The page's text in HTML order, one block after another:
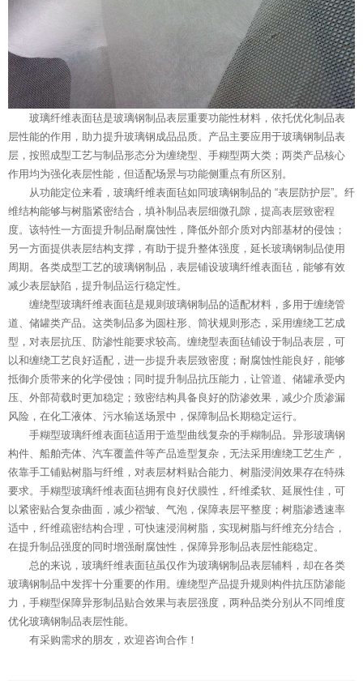
玻璃纤维表面毡是玻璃钢制品表层重要功能性材料，依托优化制品表
层性能的作用，助力提升玻璃钢成品品质。产品主要应用于玻璃钢制品表
层，按照成型工艺与制品形态分为缠绕型、手糊型两大类；两类产品核心
作用均为强化表层性能，但适配场景与功能侧重点有所区别。
从功能定位来看，玻璃纤维表面毡如同玻璃钢制品的 “表层防护层”。纤
维结构能够与树脂紧密结合，填补制品表层细微孔隙，提高表层致密程
度。该特性一方面提升制品耐腐蚀性，降低外部介质对内部基材的侵蚀；
另一方面提供表层结构支撑，有助于提升整体强度，延长玻璃钢制品使用
周期。各类成型工艺的玻璃钢制品，表层铺设玻璃纤维表面毡，能够有效
减少表层缺陷，提升制品运行稳定性。
缠绕型玻璃纤维表面毡是规则玻璃钢制品的适配材料，多用于缠绕管
道、储罐类产品。这类制品多为圆柱形、筒状规则形态，采用缠绕工艺成
型，对表层抗压、防渗性能要求较高。缠绕型表面毡铺设于制品表层，可
以和缠绕工艺良好适配，进一步提升表层致密度；耐腐蚀性能良好，能够
抵御介质带来的化学侵蚀；同时提升制品抗压能力，让管道、储罐承受内
压、外部荷载时更加稳定；致密结构具备良好的防渗效果，减少介质渗漏
风险，在化工液体、污水输送场景中，保障制品长期稳定运行。
手糊型玻璃纤维表面毡适用于造型曲线复杂的手糊制品。异形玻璃钢
构件、船舶壳体、汽车覆盖件等产品造型复杂，无法采用缠绕工艺生产，
依靠手工铺贴树脂与纤维，对表层材料贴合能力、树脂浸润效果存在特殊
要求。手糊型玻璃纤维表面毡拥有良好伏膜性，纤维柔软、延展性佳，可
以紧密贴合复杂曲面，减少褶皱、气泡，保障表层平整度；树脂渗透速率
适中，纤维疏密结构合理，可快速浸润树脂，实现树脂与纤维充分结合，
在提升制品强度的同时增强耐腐蚀性，保障异形制品表层性能稳定。
总的来说，玻璃纤维表面毡虽仅作为玻璃钢制品表层辅料，却在各类
玻璃钢制品中发挥十分重要的作用。缠绕型产品提升规则构件抗压防渗能
力，手糊型保障异形制品贴合效果与表层强度，两种品类分别从不同维度
优化玻璃钢制品表层性能。
有采购需求的朋友，欢迎咨询合作！